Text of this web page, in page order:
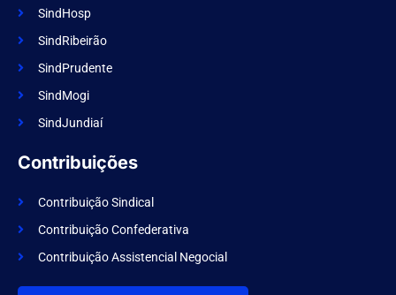
SindHosp
SindRibeirão
SindPrudente
SindMogi
SindJundiaí
Contribuições
Contribuição Sindical
Contribuição Confederativa
Contribuição Assistencial Negocial